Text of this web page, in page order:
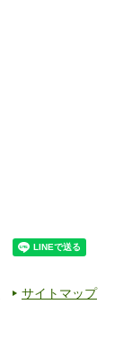
サイトマップ